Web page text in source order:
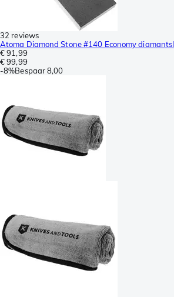
32 reviews
Atoma Diamond Stone #140 Economy
€ 91,99
€ 99,99
-8%Bespaar8,00